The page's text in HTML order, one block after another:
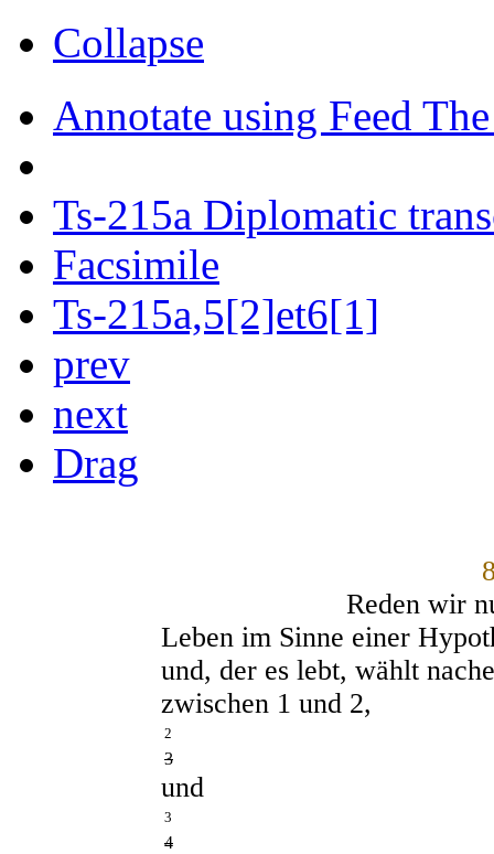
Collapse
Annotate using Feed
Ts-215a Diplomatic
Facsimile
Ts-215a,5[2]et6[1]
prev
next
Drag
Reden wir nun
Leben im Sinne einer
und, der es lebt, wählt
zwischen 1 und 2,
2
3
und
3
4